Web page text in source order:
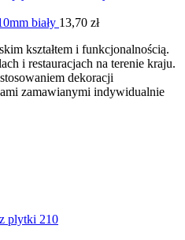
biały 13,70 zł
kształtem i funkcjonalnością.
i restauracjach na terenie kraju.
dekoracji
zamawianymi indywidualnie